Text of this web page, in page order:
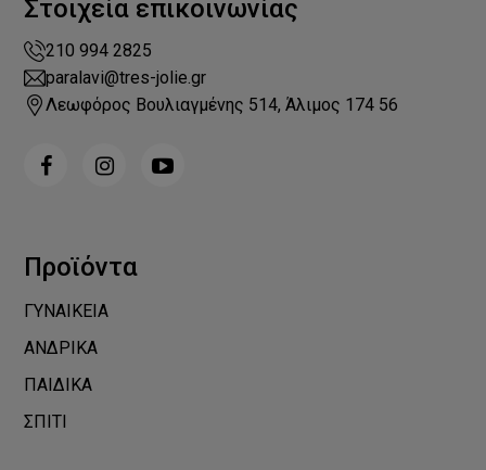
Στοιχεία επικοινωνίας
210 994 2825
paralavi@tres-jolie.gr
Λεωφόρος Βουλιαγμένης 514, Άλιμος 174 56
Προϊόντα
ΓΥΝΑΙΚΕΙΑ
ΑΝΔΡΙΚΑ
ΠΑΙΔΙΚΑ
ΣΠΙΤΙ